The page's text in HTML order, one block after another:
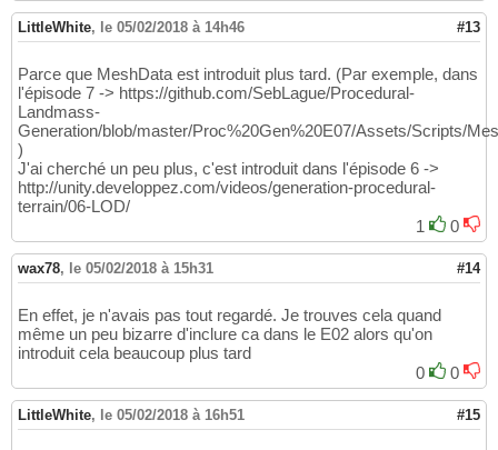
LittleWhite, le 05/02/2018 à 14h46 #13
Parce que MeshData est introduit plus tard. (Par exemple, dans
l'épisode 7 -> https://github.com/SebLague/Procedural-
Landmass-
Generation/blob/master/Proc%20Gen%20E07/Assets/Scripts/
)
J'ai cherché un peu plus, c'est introduit dans l'épisode 6 ->
http://unity.developpez.com/videos/generation-procedural-
terrain/06-LOD/
1
0
wax78, le 05/02/2018 à 15h31 #14
En effet, je n'avais pas tout regardé. Je trouves cela quand
même un peu bizarre d'inclure ca dans le E02 alors qu'on
introduit cela beaucoup plus tard
0
0
LittleWhite, le 05/02/2018 à 16h51 #15